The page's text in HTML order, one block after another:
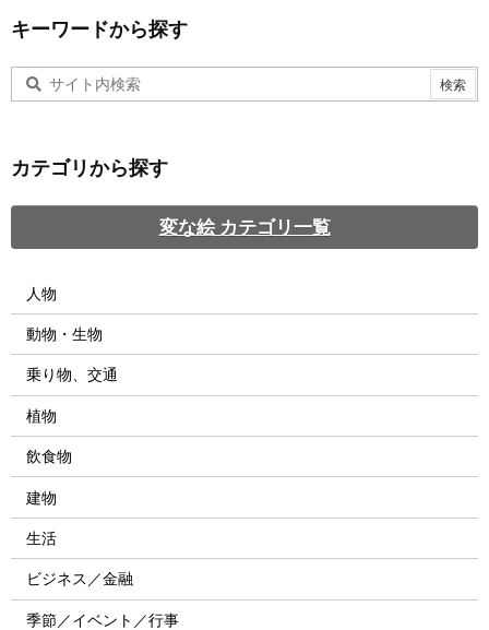
キーワードから探す
カテゴリから探す
変な絵 カテゴリ一覧
人物
動物・生物
乗り物、交通
植物
飲食物
建物
生活
ビジネス／金融
季節／イベント／行事